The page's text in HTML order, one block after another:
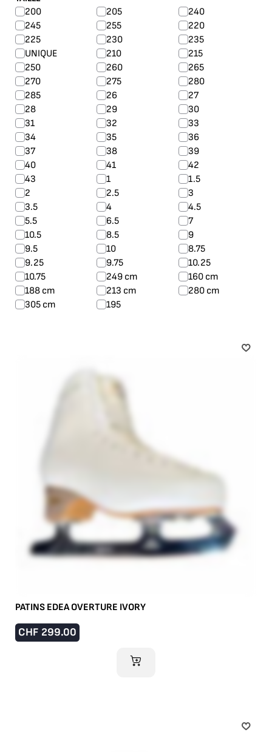
200 205
240
245
255
220
225
230
235
UNIQUE
210
215
250
260
265
270
275
280
285
26
27
28
29
30
31
32
33
34
35
36
37
38
39
40
41
42
43
1
1.5
2
2.5
3
3.5
4
4.5
5.5
6.5
7
10.5
8.5
9
9.5
10
8.75
9.25
9.75
10.25
10.75
249 cm
160 cm
188 cm
213 cm
280 cm
305 cm
195
PATINS EDEA OVERTURE IVORY
CHF 299.00
AJOUTER AU PANIER